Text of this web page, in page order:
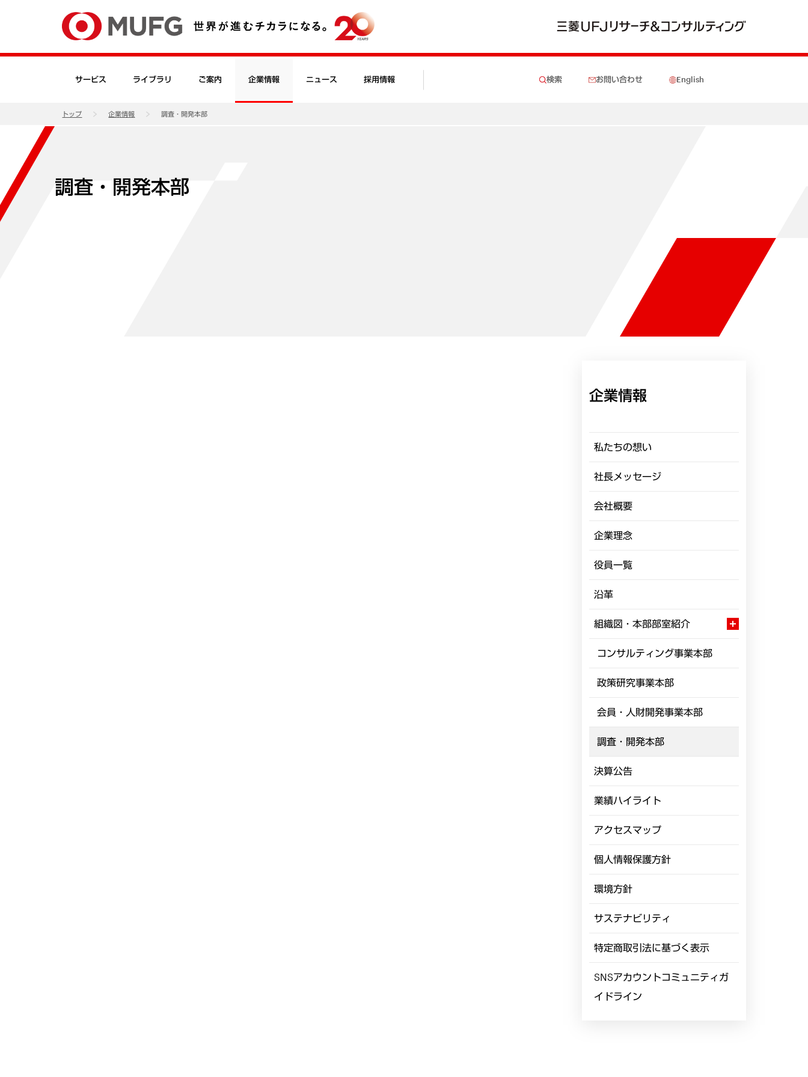
サービス ライブラリ ご案内 企業情報 ニュース 採用情報 検索 お問い合わせ English
トップ 企業情報 調査・開発本部
調査・開発本部
企業情報
私たちの想い
社長メッセージ
会社概要
企業理念
役員一覧
沿革
組織図・本部部室紹介
コンサルティング事業本部
政策研究事業本部
会員・人財開発事業本部
調査・開発本部
決算公告
業績ハイライト
アクセスマップ
個人情報保護方針
環境方針
サステナビリティ
特定商取引法に基づく表示
SNSアカウントコミュニティガ
イドライン